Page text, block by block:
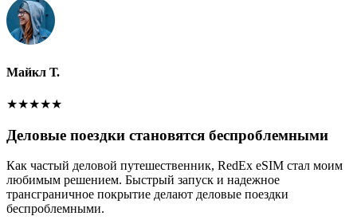
Майкл Т.
★★★★★
Деловые поездки становятся беспроблемными
Как частый деловой путешественник, RedEx eSIM стал моим
любимым решением. Быстрый запуск и надежное
трансграничное покрытие делают деловые поездки
беспроблемными.